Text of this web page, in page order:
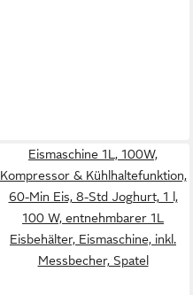
Eismaschine 1L, 100W,
Kompressor & Kühlhaltefunktion,
60-Min Eis, 8-Std Joghurt, 1 l,
100 W, entnehmbarer 1L
Eisbehälter, Eismaschine, inkl.
Messbecher, Spatel